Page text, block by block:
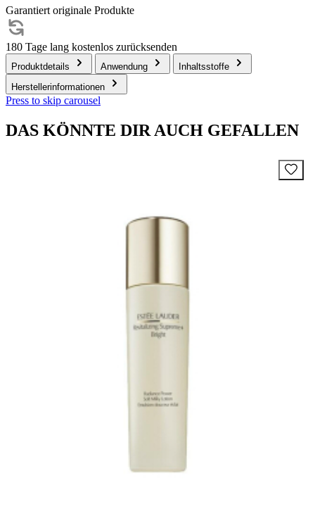
Garantiert originale Produkte
180 Tage lang kostenlos zurücksenden
Produktdetails Anwendung
Inhaltsstoffe
Herstellerinformationen
Press to skip carousel
DAS KÖNNTE DIR AUCH GEFALLEN